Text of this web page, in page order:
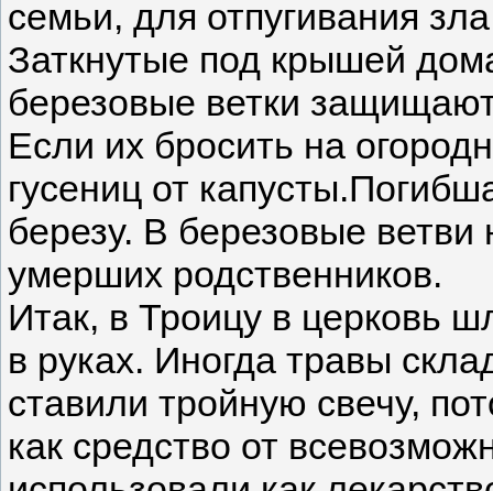
семьи, для отпугивания
Заткнутые под крышей
березовые ветки
Если их бросить на
гусениц от
березу. В березовые
умерших родственников.
Итак, в Троицу в церковь
в руках. Иногда травы
ставили тройную свечу,
как средство от